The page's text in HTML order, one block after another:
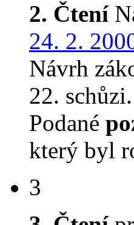
2. Čtení
24. 2.
Návrh
22. schůzi.
Podané
který byl
3